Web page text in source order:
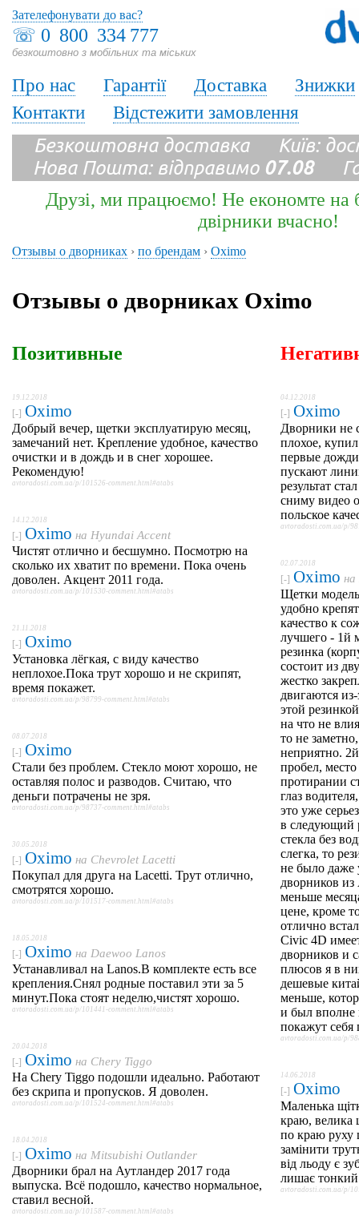
☏ 0 800 334 777
безкоштовно з мобільних та міських
Зателефонувати до вас?
Про нас Гарантії Доставка
Знижки
Контакти
Відстежити замовлення
Безкоштовна доставка Київ:
Нова Пошта: відправимо 07.08
Друзі, ми працюємо! Не економте на
двірники вчасно!
Отзывы о дворниках › по брендам › Oximo
Отзывы о дворниках Oximo
Позитивные
19.12.2018
[-] Oximo
Добрый вечер, щетки эксплуатирую месяц,
замечаний нет. Крепление удобное, качество
очистки и в дождь и в снег хорошее.
Рекомендую!
avtoradosti.com.ua/p/101526-comment.html#atabs
14.12.2018
[-] Oximo на Hyundai Accent
Чистят отлично и бесшумно. Посмотрю на
сколько их хватит по времени. Пока очень
доволен. Акцент 2011 года.
avtoradosti.com.ua/p/101530-comment.html#atabs
21.11.2018
[-] Oximo
Установка лёгкая, с виду качество
неплохое.Пока трут хорошо и не скрипят,
время покажет.
avtoradosti.com.ua/p/98799-comment.html#atabs
08.07.2018
[-] Oximo
Стали без проблем. Стекло моют хорошо, не
оставляя полос и разводов. Считаю, что
деньги потрачены не зря.
avtoradosti.com.ua/p/98737-comment.html#atabs
30.05.2018
[-] Oximo на Chevrolet Lacetti
Покупал для друга на Lacetti. Трут отлично,
смотрятся хорошо.
avtoradosti.com.ua/p/101517-comment.html#atabs
18.05.2018
[-] Oximo на Daewoo Lanos
Устанавливал на Lanos.В комплекте есть все
крепления.Снял родные поставил эти за 5
минут.Пока стоят неделю,чистят хорошо.
avtoradosti.com.ua/p/101441-comment.html#atabs
20.04.2018
[-] Oximo на Chery Tiggo
На Chery Tiggo подошли идеально. Работают
без скрипа и пропусков. Я доволен.
avtoradosti.com.ua/p/101524-comment.html#atabs
18.04.2018
[-] Oximo на Mitsubishi Outlander
Дворники брал на Аутландер 2017 года
выпуска. Всё подошло, качество нормальное,
ставил весной.
avtoradosti.com.ua/p/101587-comment.html#atabs
04.12.2018
[-] Oximo
Дворники не
плохое,
первые
пускают
результат
сниму видео
польское
avtoradosti.com.ua/p/
02.07.2018
[-] Oximo на
Щетки
удобно
качество к
лучшего - 1й
резинка
состоит из
жестко
двигаются
этой
на что не
то не
неприятно.
пробел,
протирании
глаз
это уже
в следующий
стекла без
слегка, то
не было даже
дворников
меньше
цене, кроме
отлично
Civic 4D
дворников и
плюсов я в
дешевые
меньше,
и был вполне
покажут себя
avtoradosti.com.ua/p/
14.06.2018
[-] Oximo
Маленька
краю, велика
по краю руху
замінити
від льоду є
лишає тонкий
avtoradosti.com.ua/p/